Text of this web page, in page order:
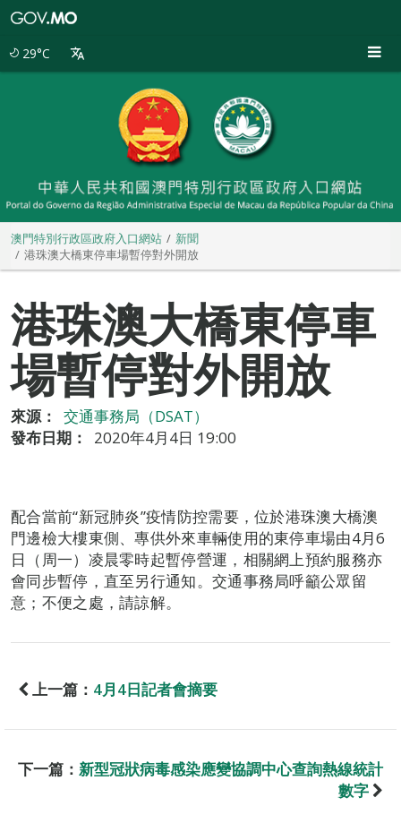
29°C
澳門特別行政區政府入口網站
新聞
港珠澳大橋東停車場暫停對外開放
港珠澳大橋東停車
場暫停對外開放
來源：
交通事務局（DSAT）
發布日期：
2020年4月4日 19:00
配合當前“新冠肺炎”疫情防控需要，位於港珠澳大橋澳
門邊檢大樓東側、專供外來車輛使用的東停車場由4月6
日（周一）凌晨零時起暫停營運，相關網上預約服務亦
會同步暫停，直至另行通知。交通事務局呼籲公眾留
意；不便之處，請諒解。
上一篇： 4月4日記者會摘要
下一篇： 新型冠狀病毒感染應變協調中心查詢熱線統計
數字